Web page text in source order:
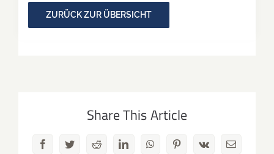
ZURÜCK ZUR ÜBERSICHT
Share This Article
FacebookTwitterRedditLinkedInWhatsAppPinterest
Vk
E-